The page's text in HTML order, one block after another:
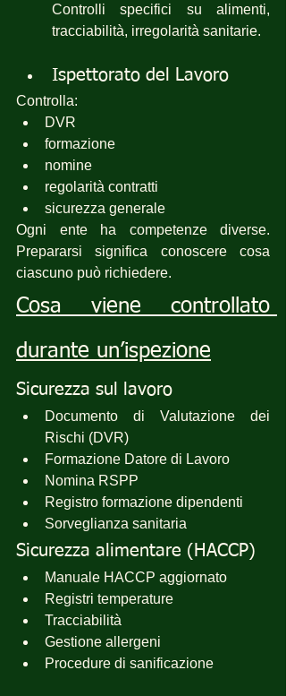
Controlli specifici su alimenti,
tracciabilità, irregolarità sanitarie.
Ispettorato del Lavoro
Controlla:
DVR
formazione
nomine
regolarità contratti
sicurezza generale
Ogni ente ha competenze diverse.
Prepararsi significa conoscere cosa
ciascuno può richiedere.
Cosa viene controllato
durante un’ispezione
Sicurezza sul lavoro
Documento di Valutazione dei
Rischi (DVR)
Formazione Datore di Lavoro
Nomina RSPP
Registro formazione dipendenti
Sorveglianza sanitaria
Sicurezza alimentare (HACCP)
Manuale HACCP aggiornato
Registri temperature
Tracciabilità
Gestione allergeni
Procedure di sanificazione